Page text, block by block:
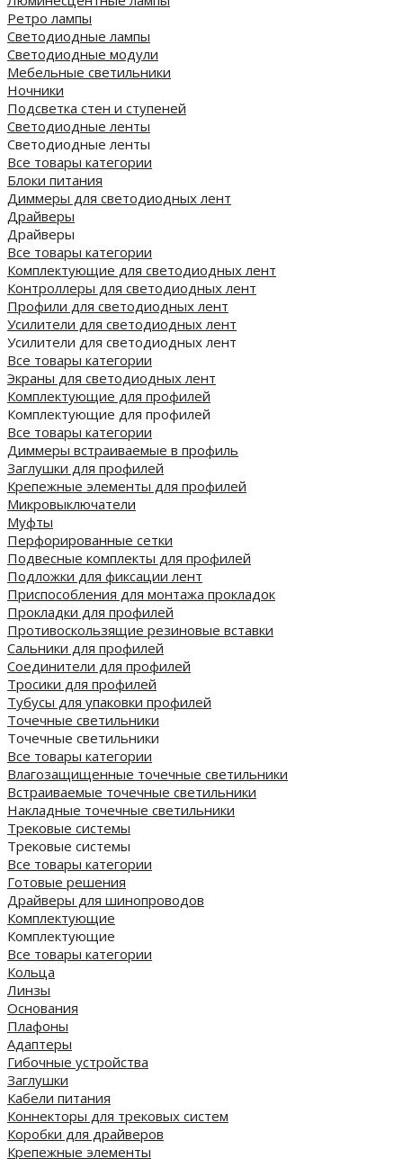
Ретро лампы
Светодиодные лампы
Светодиодные модули
Мебельные светильники
Ночники
Подсветка стен и ступеней
Светодиодные ленты
Светодиодные ленты
Все товары категории
Блоки питания
Диммеры для светодиодных лент
Драйверы
Драйверы
Все товары категории
Комплектующие для светодиодных лент
Контроллеры для светодиодных лент
Профили для светодиодных лент
Усилители для светодиодных лент
Усилители для светодиодных лент
Все товары категории
Экраны для светодиодных лент
Комплектующие для профилей
Комплектующие для профилей
Все товары категории
Диммеры встраиваемые в профиль
Заглушки для профилей
Крепежные элементы для профилей
Микровыключатели
Муфты
Перфорированные сетки
Подвесные комплекты для профилей
Подложки для фиксации лент
Приспособления для монтажа прокладок
Прокладки для профилей
Противоскользящие резиновые вставки
Сальники для профилей
Соединители для профилей
Тросики для профилей
Тубусы для упаковки профилей
Точечные светильники
Точечные светильники
Все товары категории
Влагозащищенные точечные светильники
Встраиваемые точечные светильники
Накладные точечные светильники
Трековые системы
Трековые системы
Все товары категории
Готовые решения
Драйверы для шинопроводов
Комплектующие
Комплектующие
Все товары категории
Кольца
Линзы
Основания
Плафоны
Адаптеры
Гибочные устройства
Заглушки
Кабели питания
Коннекторы для трековых систем
Коробки для драйверов
Крепежные элементы